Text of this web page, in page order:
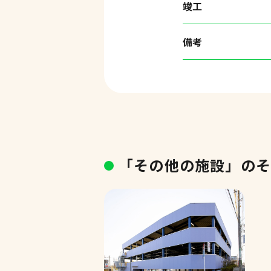
竣工
備考
「その他の施設」の